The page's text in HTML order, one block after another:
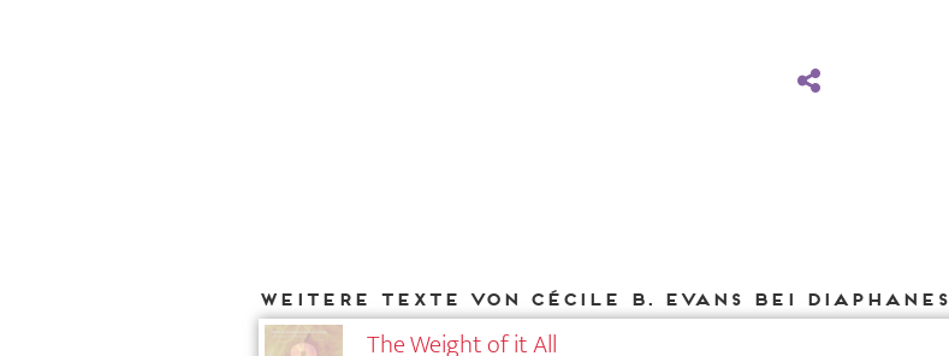
Weitere Texte von Cécile B. Evans bei DIAPHANES
The Weight of it All